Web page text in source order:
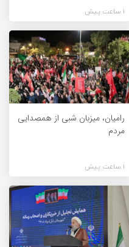
1 ساعت پیش
رامیان، میزبان شبی از همصدایی
مردم
1 ساعت پیش